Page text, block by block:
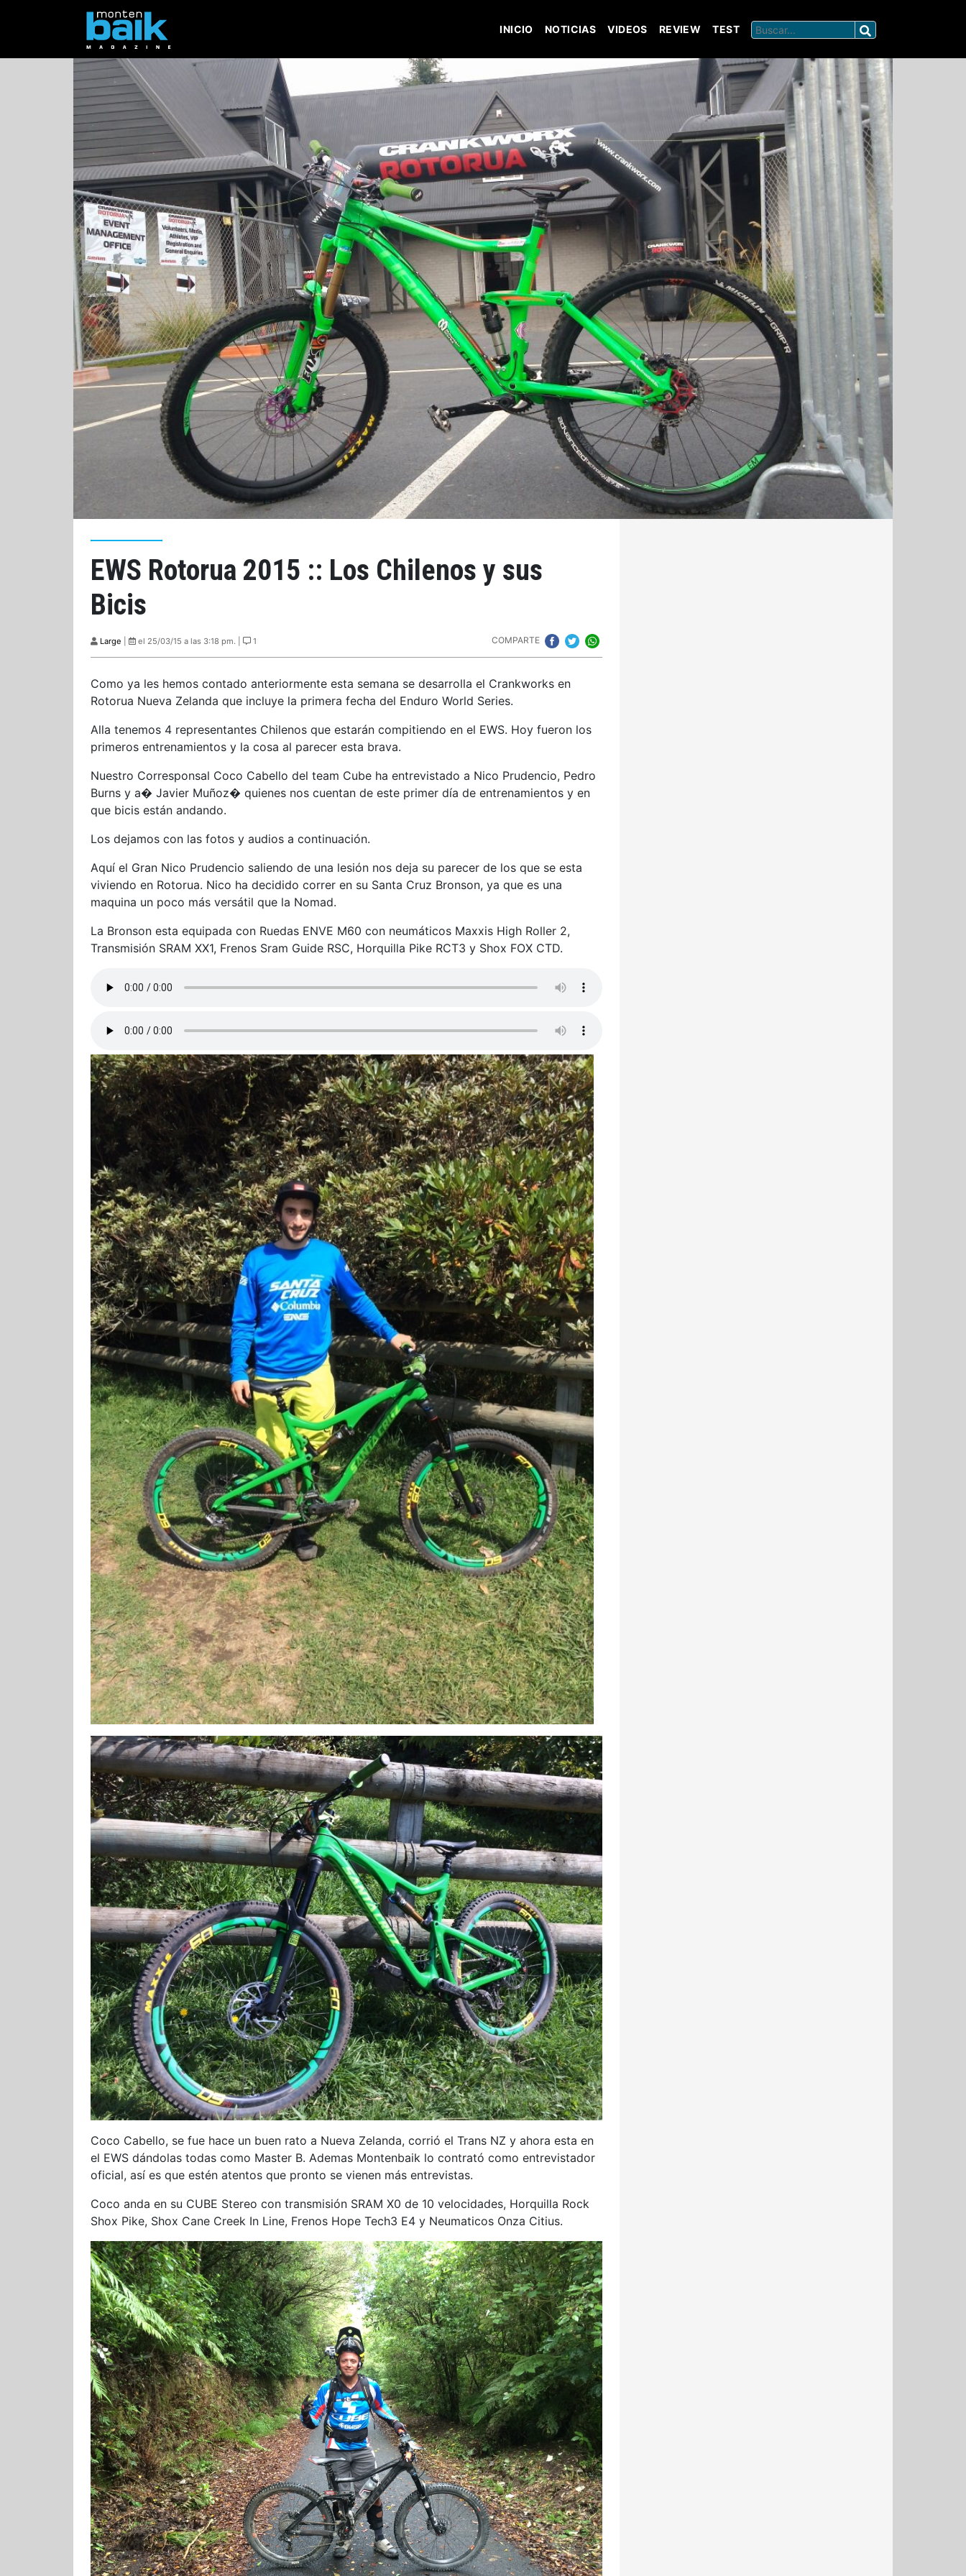
INICIO NOTICIAS VIDEOS REVIEW TEST
EWS Rotorua 2015 :: Los Chilenos y sus
Bicis
Large el 25/03/15 a las 3:18 pm. | 1 COMPARTE
Como ya les hemos contado anteriormente esta semana se desarrolla el Crankworks en
Rotorua Nueva Zelanda que incluye la primera fecha del Enduro World Series.
Alla tenemos 4 representantes Chilenos que estarán compitiendo en el EWS. Hoy fueron los
primeros entrenamientos y la cosa al parecer esta brava.
Nuestro Corresponsal Coco Cabello del team Cube ha entrevistado a Nico Prudencio, Pedro
Burns y a� Javier Muñoz� quienes nos cuentan de este primer día de entrenamientos y en
que bicis están andando.
Los dejamos con las fotos y audios a continuación.
Aquí el Gran Nico Prudencio saliendo de una lesión nos deja su parecer de los que se esta
viviendo en Rotorua. Nico ha decidido correr en su Santa Cruz Bronson, ya que es una
maquina un poco más versátil que la Nomad.
La Bronson esta equipada con Ruedas ENVE M60 con neumáticos Maxxis High Roller 2,
Transmisión SRAM XX1, Frenos Sram Guide RSC, Horquilla Pike RCT3 y Shox FOX CTD.
Coco Cabello, se fue hace un buen rato a Nueva Zelanda, corrió el Trans NZ y ahora esta en
el EWS dándolas todas como Master B. Ademas Montenbaik lo contrató como entrevistador
oficial, así es que estén atentos que pronto se vienen más entrevistas.
Coco anda en su CUBE Stereo con transmisión SRAM X0 de 10 velocidades, Horquilla Rock
Shox Pike, Shox Cane Creek In Line, Frenos Hope Tech3 E4 y Neumaticos Onza Citius.